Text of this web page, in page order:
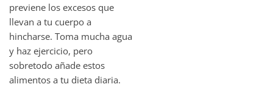
previene los excesos que
llevan a tu cuerpo a
hincharse. Toma mucha agua
y haz ejercicio, pero
sobretodo añade estos
alimentos a tu dieta diaria.